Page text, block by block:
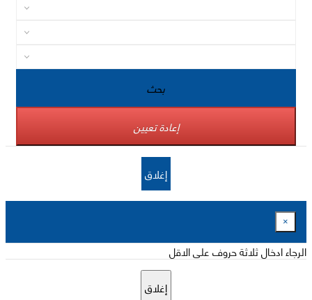
بحث
إعادة تعيين
إغلاق
×
الرجاء ادخال ثلاثة حروف على الاقل
إغلاق